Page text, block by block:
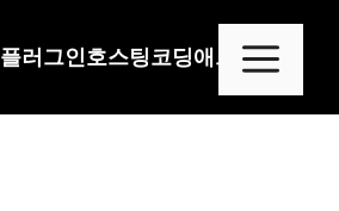
플러그인호스팅코딩애드센스